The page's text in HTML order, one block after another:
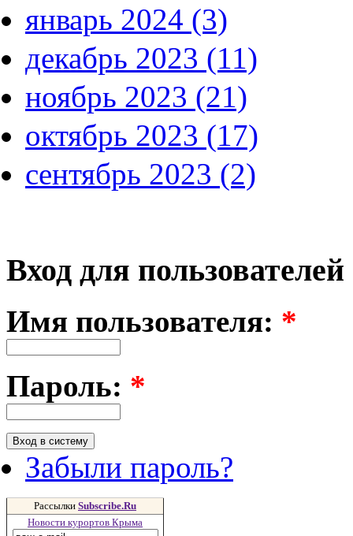
январь 2024 (3)
декабрь 2023 (11)
ноябрь 2023 (21)
октябрь 2023 (17)
сентябрь 2023 (2)
Вход для пользователей
Имя пользователя: *
Пароль: *
Забыли пароль?
Рассылки Subscribe.Ru
Новости курортов Крыма